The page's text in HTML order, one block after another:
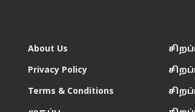
About Us
Privacy Policy
Terms & Conditions